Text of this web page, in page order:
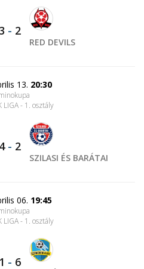
3 - 2
RED DEVILS
13. 20:30
LIGA - 1. osztály
4- 2
SZILASI ÉS BARÁTAI
06. 19:45
LIGA - 1. osztály
1 - 6